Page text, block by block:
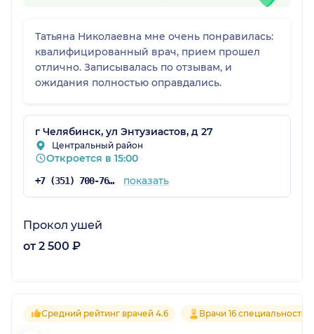
Татьяна Николаевна мне очень понравилась:
квалифицированный врач, прием прошел
отлично. Записывалась по отзывам, и
ожидания полностью оправдались.
г Челябинск, ул Энтузиастов, д 27
Центральный район
Откроется в 15:00
+7 (351) 700-76-06 показать
Прокол ушей
от 2 500 ₽
Средний рейтинг врачей 4.6 Врачи 16 специальностей